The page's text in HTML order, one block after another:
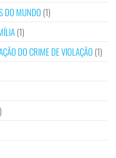
DO MUNDO (1)
(1)
DO CRIME DE VIOLAÇÃO (1)